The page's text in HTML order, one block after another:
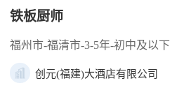
铁板厨师
福州市-福清市-3-5年-初中及以下
创元(福建)大酒店有限公司